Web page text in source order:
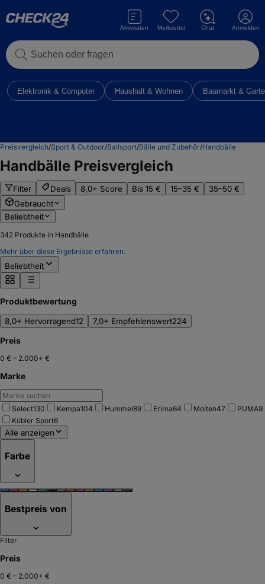
Suchen oder fragen
Aktivitäten Merkzettel Chat Anmelden
Elektronik & Computer Haushalt & Wohnen Baumarkt &
Preisvergleich/Sport & Outdoor/Ballsport/Bälle und Zubehör/Handbälle
Handbälle Preisvergleich
Filter Deals 8,0+ Score Bis 15 € 15–35 €
35–50 €
Gebraucht
Beliebtheit
342 Produkte in Handbälle
Mehr über diese Ergebnisse erfahren.
Beliebtheit
Produktbewertung
8,0+ Hervorragend12 7,0+ Empfehlenswert224
Preis
0 € – 2.000+ €
Marke
Select130 Kempa104 Hummel89 Erima64 Molten47 PUMA9
Kübler Sport6
Alle anzeigen
Farbe
Bestpreis von
Filter
Preis
0 € – 2.000+ €